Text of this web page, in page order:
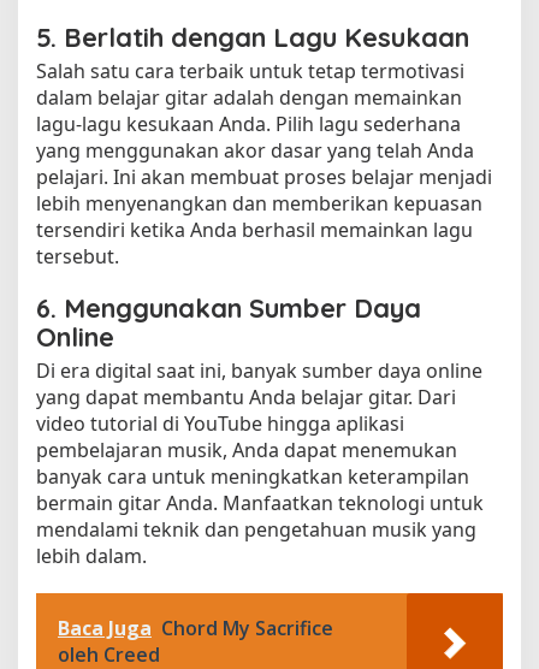
5. Berlatih dengan Lagu Kesukaan
Salah satu cara terbaik untuk tetap termotivasi
dalam belajar gitar adalah dengan memainkan
lagu-lagu kesukaan Anda. Pilih lagu sederhana
yang menggunakan akor dasar yang telah Anda
pelajari. Ini akan membuat proses belajar menjadi
lebih menyenangkan dan memberikan kepuasan
tersendiri ketika Anda berhasil memainkan lagu
tersebut.
6. Menggunakan Sumber Daya
Online
Di era digital saat ini, banyak sumber daya online
yang dapat membantu Anda belajar gitar. Dari
video tutorial di YouTube hingga aplikasi
pembelajaran musik, Anda dapat menemukan
banyak cara untuk meningkatkan keterampilan
bermain gitar Anda. Manfaatkan teknologi untuk
mendalami teknik dan pengetahuan musik yang
lebih dalam.
Baca Juga Chord My Sacrifice
oleh Creed